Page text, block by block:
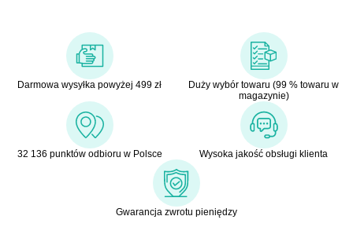
Darmowa wysyłka powyżej 499 zł
Duży wybór towaru (99 % towaru w
magazynie)
32 136 punktów odbioru w Polsce Wysoka jakość obsługi klienta
Gwarancja zwrotu pieniędzy